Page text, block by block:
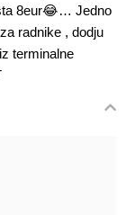
8eur😂… Jedno
radnike , dodju
terminalne